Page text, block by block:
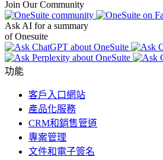
Join Our Community
Ask AI for a summary
of Onesuite
功能
客戶入口網站
產品化服務
CRM和銷售管道
專案管理
文件和電子簽名